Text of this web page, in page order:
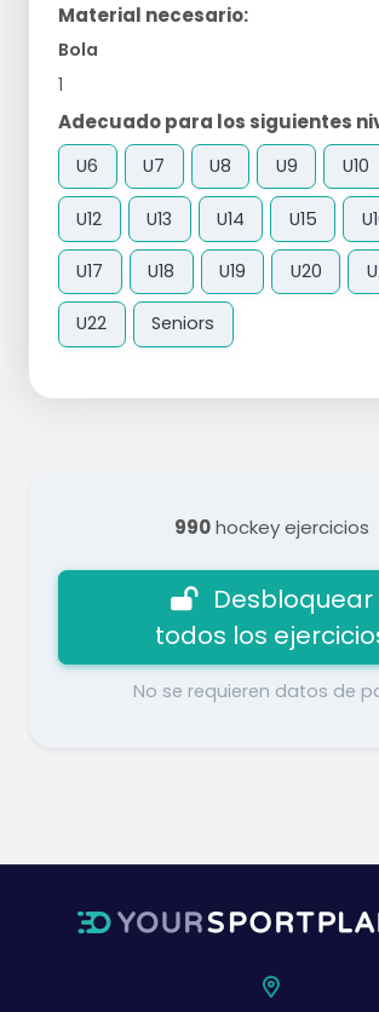
Material necesario:
Bola
1
Adecuado para los siguientes
U6 U7 U8 U9 U10
U12 U13 U14 U15
U17 U18 U19 U20
U22 Seniors
990hockey ejercicios
Desbloquear
todos los
No se requieren datos de